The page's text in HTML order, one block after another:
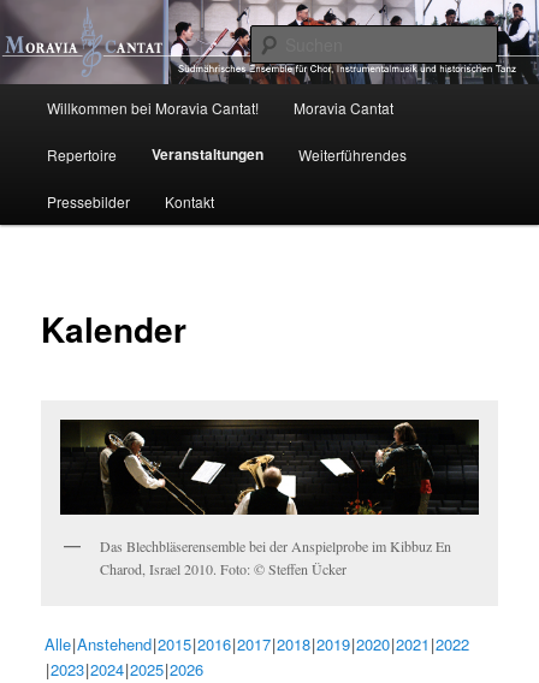
Zum
primären
Inhalt
springenMoravia Cantat
Willkommen bei Moravia Cantat! Moravia Cantat
Repertoire Veranstaltungen Weiterführendes
Pressebilder Kontakt
Kalender
Das Blechbläserensemble bei der Anspielprobe im Kibbuz En
Charod, Israel 2010. Foto: © Steffen Ücker
Alle Anstehend 2015 2016 2017 2018 2019 2020 2021 2022
2023 2024 2025 2026